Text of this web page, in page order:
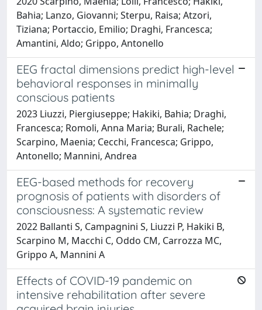
Bahia; Lanzo, Giovanni; Sterpu, Raisa; Atzori,
Tiziana; Portaccio, Emilio; Draghi, Francesca;
Amantini, Aldo; Grippo, Antonello
EEG fractal dimensions predict high-level
behavioral responses in minimally
conscious patients
2023 Liuzzi, Piergiuseppe; Hakiki, Bahia; Draghi,
Francesca; Romoli, Anna Maria; Burali, Rachele;
Scarpino, Maenia; Cecchi, Francesca; Grippo,
Antonello; Mannini, Andrea
EEG-based methods for recovery
prognosis of patients with disorders of
consciousness: A systematic review
2022 Ballanti S, Campagnini S, Liuzzi P, Hakiki B,
Scarpino M, Macchi C, Oddo CM, Carrozza MC,
Grippo A, Mannini A
Effects of COVID-19 pandemic on
intensive rehabilitation after severe